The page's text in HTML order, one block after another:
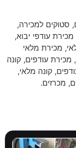
סטוקים למכירה,
עודפי יבוא,
מכירת מלאי
מכירת עודפים, קונה
קונה מלאי,
מכרזים.